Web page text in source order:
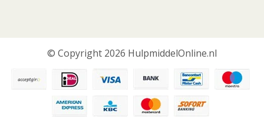
© Copyright 2026 HulpmiddelOnline.nl